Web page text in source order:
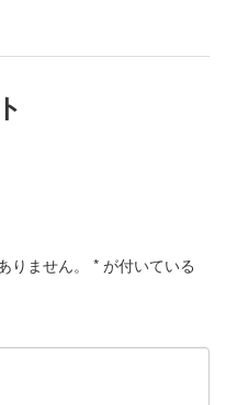
ません。 * が付いている